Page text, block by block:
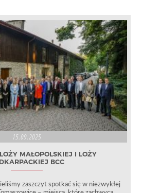
15.09.2025
MAŁOPOLSKIEJ I LOŻY
BCC
zaszczyt spotkać się w niezwykłej